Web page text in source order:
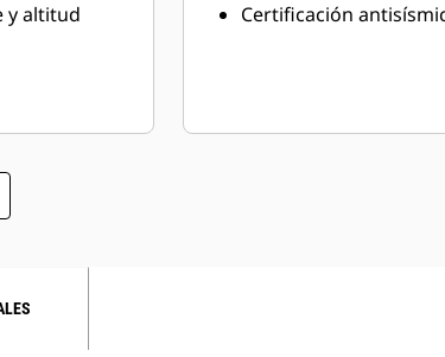
y altitud
Certificación